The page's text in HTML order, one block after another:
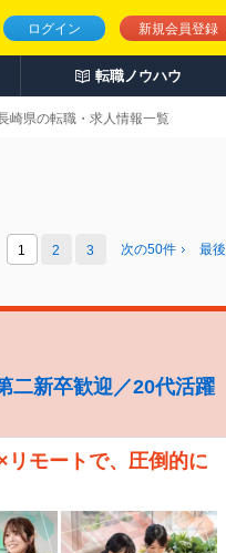
ログイン 新規会員登録
転職ノウハウ
崎県の転職・求人情報一覧
1 2 3 次の50件 最後
二新卒歓迎／20代活躍
リモートで、圧倒的に